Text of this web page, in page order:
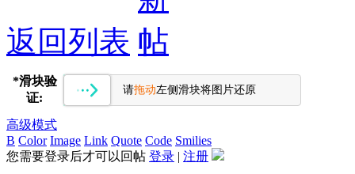
返回列表
*滑块验
证:
请拖动左侧滑块将图片还原
高级模式
B Color Image Link Quote Code Smilies
您需要登录后才可以回帖 登录 | 注册